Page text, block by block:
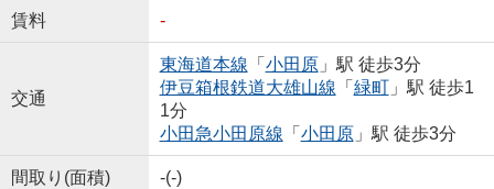
賃料 -
交通
東海道本線 「 小田原」駅 徒歩3分
伊豆箱根鉄道大雄山線 「 緑町」駅 徒歩1
1分
小田急小田原線 「 小田原」駅 徒歩3分
間取り(面積) -(-)